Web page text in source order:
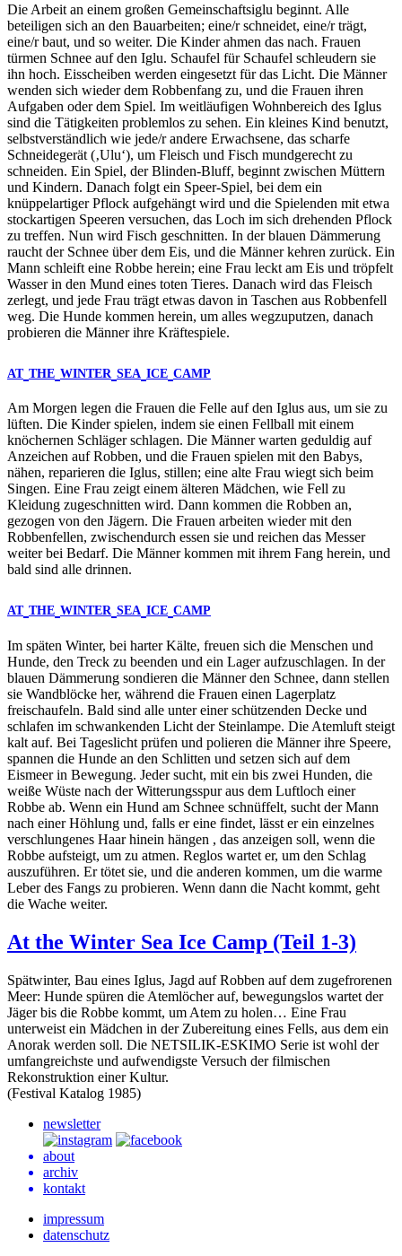
Die Arbeit an einem großen Gemeinschaftsiglu beginnt. Alle
beteiligen sich an den Bauarbeiten; eine/r schneidet, eine/r trägt,
eine/r baut, und so weiter. Die Kinder ahmen das nach. Frauen
türmen Schnee auf den Iglu. Schaufel für Schaufel schleudern sie
ihn hoch. Eisscheiben werden eingesetzt für das Licht. Die Männer
wenden sich wieder dem Robbenfang zu, und die Frauen ihren
Aufgaben oder dem Spiel. Im weitläufigen Wohnbereich des Iglus
sind die Tätigkeiten problemlos zu sehen. Ein kleines Kind benutzt,
selbstverständlich wie jede/r andere Erwachsene, das scharfe
Schneidegerät (‚Ulu‘), um Fleisch und Fisch mundgerecht zu
schneiden. Ein Spiel, der Blinden-Bluff, beginnt zwischen Müttern
und Kindern. Danach folgt ein Speer-Spiel, bei dem ein
knüppelartiger Pflock aufgehängt wird und die Spielenden mit etwa
stockartigen Speeren versuchen, das Loch im sich drehenden Pflock
zu treffen. Nun wird Fisch geschnitten. In der blauen Dämmerung
raucht der Schnee über dem Eis, und die Männer kehren zurück. Ein
Mann schleift eine Robbe herein; eine Frau leckt am Eis und tröpfelt
Wasser in den Mund eines toten Tieres. Danach wird das Fleisch
zerlegt, und jede Frau trägt etwas davon in Taschen aus Robbenfell
weg. Die Hunde kommen herein, um alles wegzuputzen, danach
probieren die Männer ihre Kräftespiele.
AT THE WINTER SEA ICE CAMP
Am Morgen legen die Frauen die Felle auf den Iglus aus, um sie zu
lüften. Die Kinder spielen, indem sie einen Fellball mit einem
knöchernen Schläger schlagen. Die Männer warten geduldig auf
Anzeichen auf Robben, und die Frauen spielen mit den Babys,
nähen, reparieren die Iglus, stillen; eine alte Frau wiegt sich beim
Singen. Eine Frau zeigt einem älteren Mädchen, wie Fell zu
Kleidung zugeschnitten wird. Dann kommen die Robben an,
gezogen von den Jägern. Die Frauen arbeiten wieder mit den
Robbenfellen, zwischendurch essen sie und reichen das Messer
weiter bei Bedarf. Die Männer kommen mit ihrem Fang herein, und
bald sind alle drinnen.
AT THE WINTER SEA ICE CAMP
Im späten Winter, bei harter Kälte, freuen sich die Menschen und
Hunde, den Treck zu beenden und ein Lager aufzuschlagen. In der
blauen Dämmerung sondieren die Männer den Schnee, dann stellen
sie Wandblöcke her, während die Frauen einen Lagerplatz
freischaufeln. Bald sind alle unter einer schützenden Decke und
schlafen im schwankenden Licht der Steinlampe. Die Atemluft steigt
kalt auf. Bei Tageslicht prüfen und polieren die Männer ihre Speere,
spannen die Hunde an den Schlitten und setzen sich auf dem
Eismeer in Bewegung. Jeder sucht, mit ein bis zwei Hunden, die
weiße Wüste nach der Witterungsspur aus dem Luftloch einer
Robbe ab. Wenn ein Hund am Schnee schnüffelt, sucht der Mann
nach einer Höhlung und, falls er eine findet, lässt er ein einzelnes
verschlungenes Haar hinein hängen , das anzeigen soll, wenn die
Robbe aufsteigt, um zu atmen. Reglos wartet er, um den Schlag
auszuführen. Er tötet sie, und die anderen kommen, um die warme
Leber des Fangs zu probieren. Wenn dann die Nacht kommt, geht
die Wache weiter.
At the Winter Sea Ice Camp (Teil 1-3)
Spätwinter, Bau eines Iglus, Jagd auf Robben auf dem zugefrorenen
Meer: Hunde spüren die Atemlöcher auf, bewegungslos wartet der
Jäger bis die Robbe kommt, um Atem zu holen… Eine Frau
unterweist ein Mädchen in der Zubereitung eines Fells, aus dem ein
Anorak werden soll. Die NETSILIK-ESKIMO Serie ist wohl der
umfangreichste und aufwendigste Versuch der filmischen
Rekonstruktion einer Kultur.
(Festival Katalog 1985)
newsletter
about
archiv
kontakt
impressum
datenschutz